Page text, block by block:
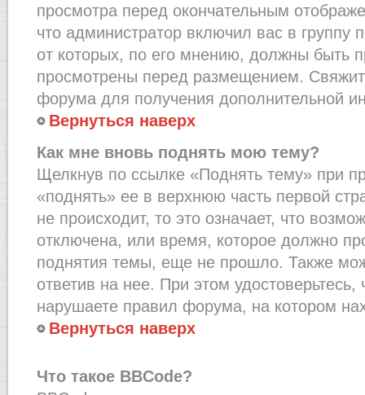
просмотра перед окончательным
что администратор включил вас в группу
от которых, по его мнению, должны быть
просмотрены перед размещением.
форума для получения дополнительной
Вернуться наверх
Как мне вновь поднять мою тему?
Щелкнув по ссылке «Поднять тему» при
«поднять» ее в верхнюю часть первой
не происходит, то это означает, что
отключена, или время, которое должно
поднятия темы, еще не прошло. Также
ответив на нее. При этом
нарушаете правил форума, на котором
Вернуться наверх
Что такое BBCode?